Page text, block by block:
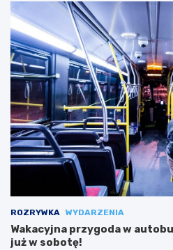
ROZRYWKA WYDARZENIA
Wakacyjna przygoda w
już w sobotę!